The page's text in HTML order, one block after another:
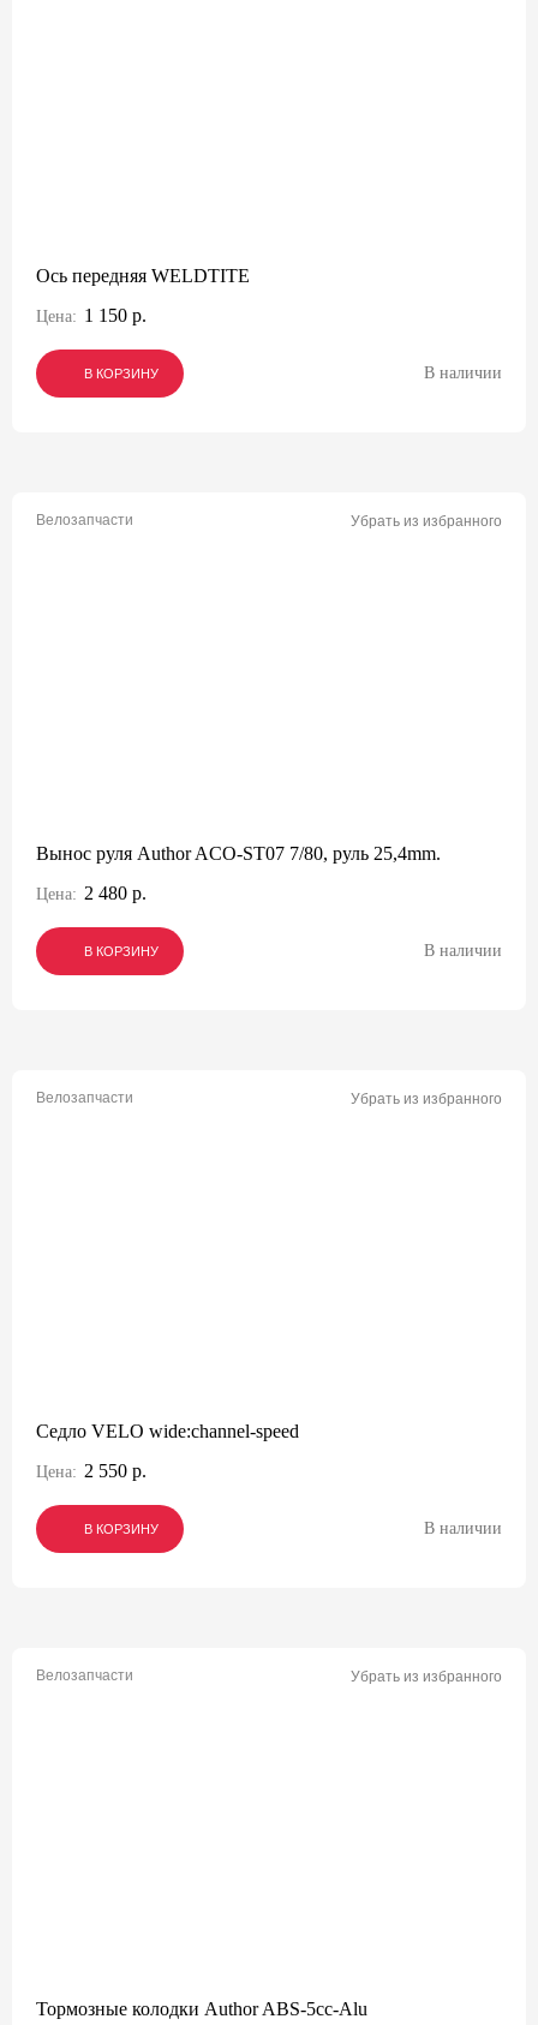
Ось передняя WELDTITE
Цена: 1 150 р.
В КОРЗИНУ
В КОРЗИНУ
В КОРЗИНУ В наличии
Велозапчасти Убрать из избранного
Вынос руля Author ACO-ST07 7/80, руль 25,4mm.
Цена: 2 480 р.
В КОРЗИНУ
В КОРЗИНУ
В КОРЗИНУ В наличии
Велозапчасти Убрать из избранного
Седло VELO wide:channel-speed
Цена: 2 550 р.
В КОРЗИНУ
В КОРЗИНУ
В КОРЗИНУ В наличии
Велозапчасти Убрать из избранного
Тормозные колодки Author ABS-5cc-Alu